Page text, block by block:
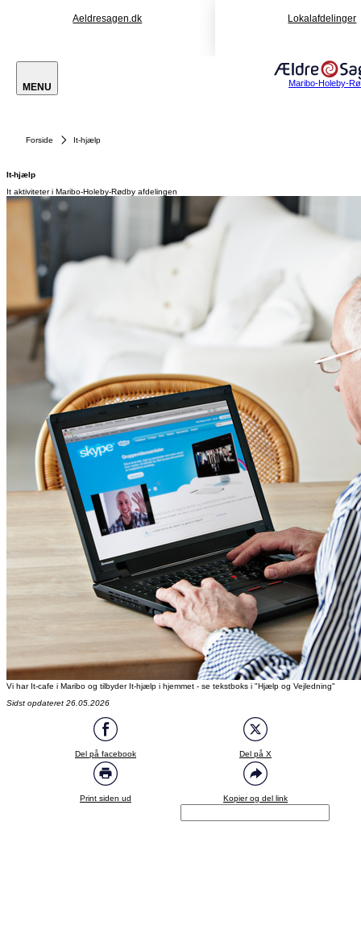
Aeldresagen.dk Lokalafdelinger
MENU Maribo-Holeby-
Forside It-hjælp
It-hjælp
It aktiviteter i Maribo-Holeby-Rødby afdelingen
Vi har It-cafe i Maribo og tilbyder It-hjælp i hjemmet - se tekstboks i "Hjælp og Vejledning"
Sidst opdateret 26.05.2026
Del på facebook Del på X
Print siden ud Kopier og del link